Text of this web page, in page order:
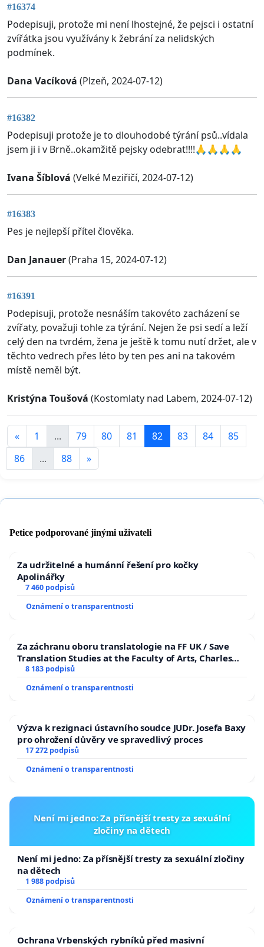
#16374
Podepisuji, protože mi není lhostejné, že pejsci i ostatní
zvířátka jsou využívány k žebrání za nelidských
podmínek.
Dana Vacíková (Plzeň, 2024-07-12)
#16382
Podepisuji protože je to dlouhodobé týrání psů..vídala
jsem ji i v Brně..okamžitě pejsky odebrat!!!!🙏🙏🙏🙏
Ivana Šíblová (Velké Meziřičí, 2024-07-12)
#16383
Pes je nejlepší přítel člověka.
Dan Janauer(Praha 15, 2024-07-12)
#16391
Podepisuji, protože nesnáším takovéto zacházení se
zvířaty, považuji tohle za týrání. Nejen že psi sedí a leží
celý den na tvrdém, žena je ještě k tomu nutí držet, ale v
těchto vedrech přes léto by ten pes ani na takovém
místě neměl být.
Kristýna Toušová (Kostomlaty nad Labem, 2024-07-12)
« 1 ... 79 80 81 82 83 84
85
86
... 88 »
Petice podporované jinými uživateli
Za udržitelné a humánní řešení pro kočky
Apolinářky
7 460 podpisů
Oznámení o transparentnosti
Za záchranu oboru translatologie na FF UK / Save
Translation Studies at the Faculty of Arts, Charles
University
8 183 podpisů
Oznámení o transparentnosti
Výzva k rezignaci ústavního soudce JUDr. Josefa Baxy
pro ohrožení důvěry ve spravedlivý proces
17 272 podpisů
Oznámení o transparentnosti
Není mi jedno: Za přísnější tresty za sexuální
zločiny na dětech
Není mi jedno: Za přísnější tresty za sexuální zločiny
na dětech
1 988 podpisů
Oznámení o transparentnosti
Ochrana Vrbenských rybníků před masivní